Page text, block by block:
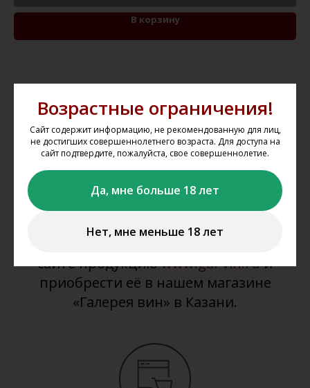
Возрастные ограничения!
Сайт содержит информацию, не рекомендованную для лиц,
не достигших совершеннолетнего возраста. Для доступа на
сайт подтвердите, пожалуйста, свое совершеннолетие.
Да, мне больше 18 лет
Нет, мне меньше 18 лет
В корзину
Как оформить заказ на
сайте?
Мы не осуществляем дистанционную
продажу и доставку алкогольной и
табачной продукции. Вы можете
сайте продукциюwww.gal-vin.ruи
приобрести её в нашем магазине
«Галерея вин» в Казани.